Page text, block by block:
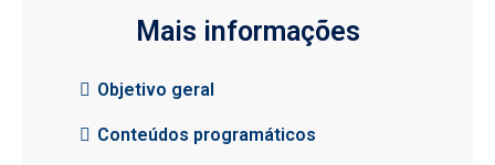
Mais informações
Objetivo geral
Conteúdos programáticos